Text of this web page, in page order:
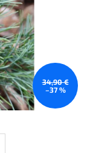
34,90 €
–37 %